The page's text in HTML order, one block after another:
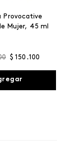
Provocative
Mujer, 45 ml
$ 150 .100